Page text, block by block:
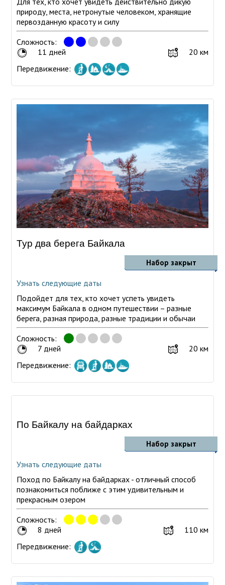
природу, места, нетронутые человеком, хранящие
первозданную красоту и силу
Сложность:
11 дней
20 км
Передвижение:
Тур два берега Байкала
Набор закрыт
Узнать следующие даты
Подойдет для тех, кто хочет успеть увидеть
максимум Байкала в одном путешествии – разные
берега, разная природа, разные традиции и обычаи
Сложность:
7 дней
20 км
Передвижение:
По Байкалу на байдарках
Набор закрыт
Узнать следующие даты
Поход по Байкалу на байдарках - отличный способ
познакомиться поближе с этим удивительным и
прекрасным озером
Сложность:
8 дней
110 км
Передвижение: